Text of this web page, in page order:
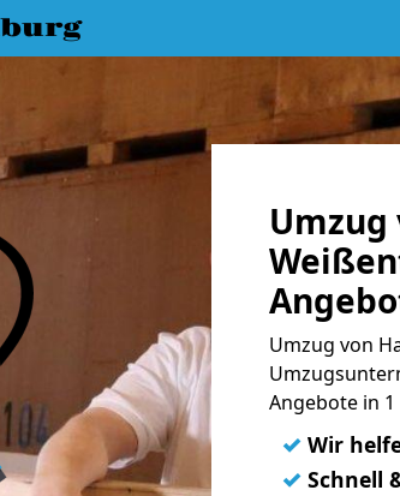
Umzug von
Angebote in 1
✓ Wir
✓ Schnell